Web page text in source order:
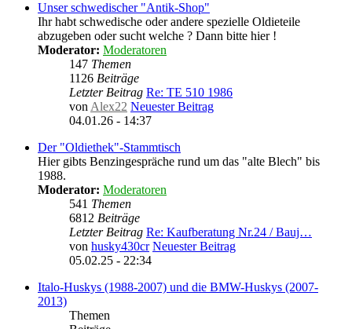
Unser schwedischer "Antik-Shop"
Ihr habt schwedische oder andere spezielle Oldieteile
abzugeben oder sucht welche ? Dann bitte hier !
Moderator: Moderatoren
147 Themen
1126 Beiträge
Letzter Beitrag Re: TE 510 1986
vonAlex22 Neuester Beitrag
04.01.26 - 14:37
Der "Oldiethek"-Stammtisch
Hier gibts Benzingespräche rund um das "alte Blech" bis
1988.
Moderator: Moderatoren
541 Themen
6812 Beiträge
Letzter Beitrag Re: Kaufberatung Nr.24 / Bauj…
von husky430cr Neuester Beitrag
05.02.25 - 22:34
Italo-Huskys (1988-2007) und die BMW-Huskys (2007-
2013)
Themen